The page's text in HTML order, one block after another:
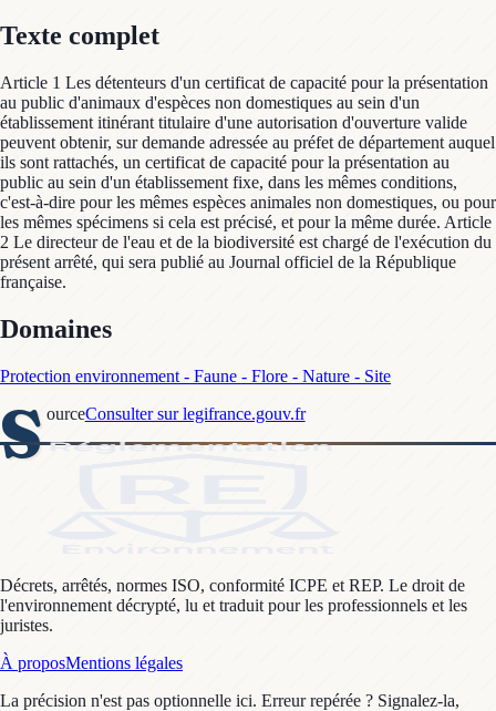
Texte complet
Article 1 Les détenteurs d'un certificat de capacité pour la présentation
au public d'animaux d'espèces non domestiques au sein d'un
établissement itinérant titulaire d'une autorisation d'ouverture valide
peuvent obtenir, sur demande adressée au préfet de département auquel
ils sont rattachés, un certificat de capacité pour la présentation au
public au sein d'un établissement fixe, dans les mêmes conditions,
c'est-à-dire pour les mêmes espèces animales non domestiques, ou pour
les mêmes spécimens si cela est précisé, et pour la même durée. Article
2 Le directeur de l'eau et de la biodiversité est chargé de l'exécution du
présent arrêté, qui sera publié au Journal officiel de la République
française.
Domaines
Protection environnement - Faune - Flore - Nature - Site
S ourceConsulter sur legifrance.gouv.fr
Décrets, arrêtés, normes ISO, conformité ICPE et REP. Le droit de
l'environnement décrypté, lu et traduit pour les professionnels et les
juristes.
À proposMentions légales
La précision n'est pas optionnelle ici. Erreur repérée ? Signalez-la,